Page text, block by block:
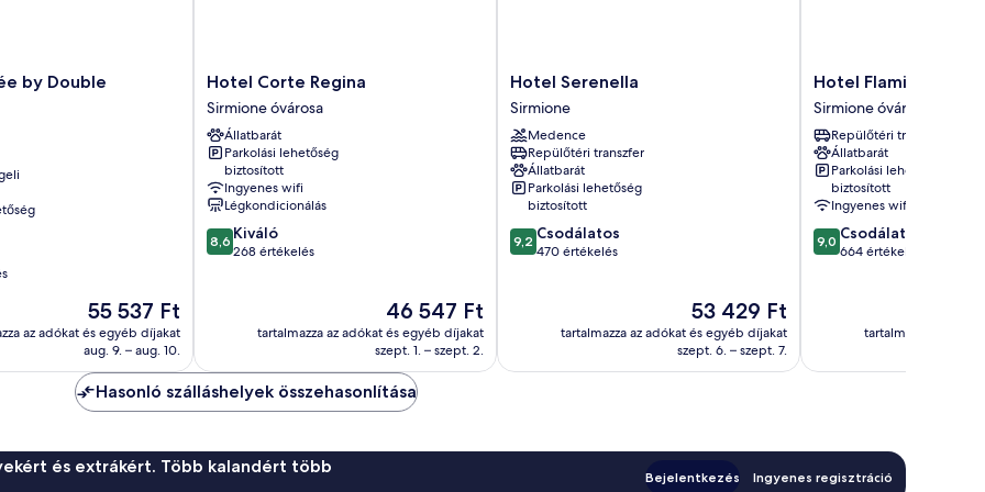
by Double
Az
ár
55 537 Ft
55 537 Ft
az adókat és egyéb díjakat
aug. 9. – aug. 10.
Hotel
Corte
Regina
Sirmione
óvárosa
Hotel Corte Regina
Sirmione óvárosa
Állatbarát
Parkolási lehetőség
biztosított
Ingyenes wifi
Légkondicionálás
8.6
ennyiből:
értékelés
8,6 Kiváló
268 értékelés
Az
ár
46 547 Ft
46 547 Ft
tartalmazza az adókat és egyéb díjakat
szept. 1. – szept. 2.
Hotel
Serenella
Sirmione
Hotel Serenella
Sirmione
Medence
Repülőtéri transzfer
Állatbarát
Parkolási lehetőség
biztosított
9.2
ennyiből:
értékelés
9,2 Csodálatos
470 értékelés
Az
ár
53 429 Ft
53 429 Ft
tartalmazza az adókat és egyéb díjakat
szept. 6. – szept. 7.
Hotel
Flaminia
Sirmione
óvárosa
Hotel Flaminia
Sirmione óvárosa
Repülőtéri transzfer
Állatbarát
Parkolási lehetőség
biztosított
Ingyenes wifi
9.0
ennyiből:
értékelés
9,0 Csodálatos
664 értékelés
tartalmazza az
Hasonló szálláshelyek összehasonlítása
és extrákért. Több kalandért több
Bejelentkezés Ingyenes regisztráció